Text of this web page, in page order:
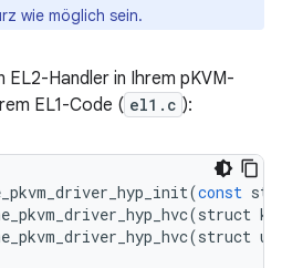
wie möglich sein.
EL2-Handler in Ihrem pKVM-
EL1-Code ( el1.c ):
(const
(struct
(struct